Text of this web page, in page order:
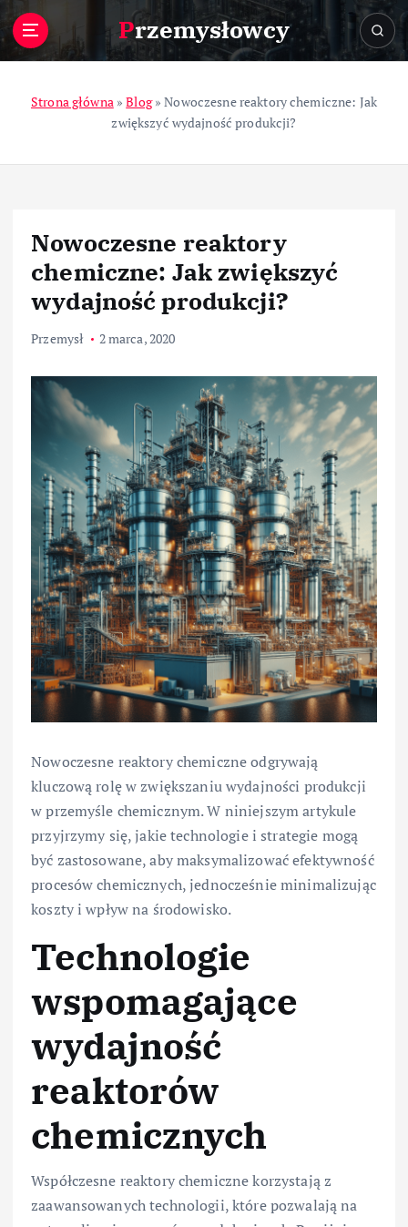
Przemysłowcy
Strona główna»Blog»Nowoczesne reaktory chemiczne: Jak
zwiększyć wydajność produkcji?
Nowoczesne reaktory
chemiczne: Jak zwiększyć
wydajność produkcji?
Przemysł 2 marca, 2020
Nowoczesne reaktory chemiczne odgrywają
kluczową rolę w zwiększaniu wydajności produkcji
w przemyśle chemicznym. W niniejszym artykule
przyjrzymy się, jakie technologie i strategie mogą
być zastosowane, aby maksymalizować efektywność
procesów chemicznych, jednocześnie minimalizując
koszty i wpływ na środowisko.
Technologie
wspomagające
wydajność
reaktorów
chemicznych
Współczesne reaktory chemiczne korzystają z
zaawansowanych technologii, które pozwalają na